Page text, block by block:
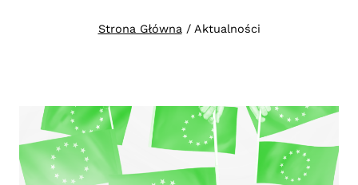
Strona Główna / Aktualności